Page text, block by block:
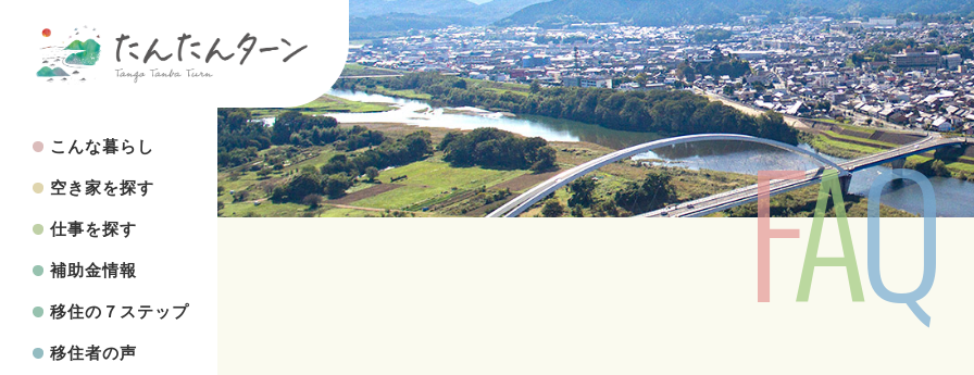
こんな暮らし
空き家を探す
仕事を探す
補助金情報
移住の７ステップ
移住者の声
FAQ